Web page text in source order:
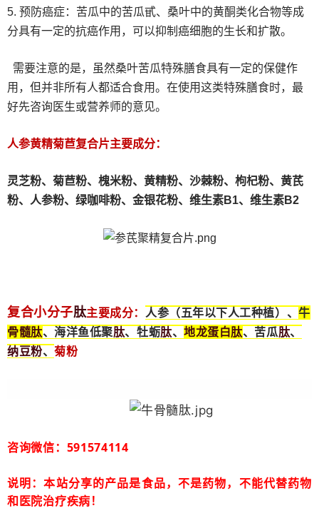
5. 预防癌症：苦瓜中的苦瓜甙、桑叶中的黄酮类化合物等成
分具有一定的抗癌作用，可以抑制癌细胞的生长和扩散。
需要注意的是，虽然桑叶苦瓜特殊膳食具有一定的保健作
用，但并非所有人都适合食用。在使用这类特殊膳食时，最
好先咨询医生或营养师的意见。
人参黄精菊苣复合片主要成分：
灵芝粉、 菊苣粉、 槐米粉、 黄精粉、沙棘粉、枸杞粉、黄芪
粉、人参粉、绿咖啡粉、金银花粉、维生素B1、维生素B2
复合小分子肽主要成分： 人参（五年以下人工种植）、牛
骨髓肽、海洋鱼低聚肽、牡蛎肽、地龙蛋白肽、苦瓜肽、
纳豆粉、菊粉
咨询微信：591574114
说明：本站分享的产品是食品，不是药物，不能代替药物
和医院治疗疾病！